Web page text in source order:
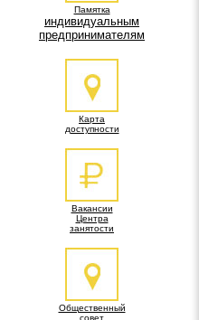
Памятка
индивидуальным
предпринимателям
Карта
доступности
Вакансии
Центра
занятости
Общественный
совет